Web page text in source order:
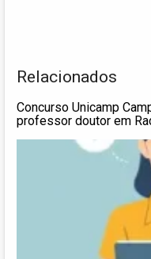
Relacionados
Concurso Unicamp
professor doutor em